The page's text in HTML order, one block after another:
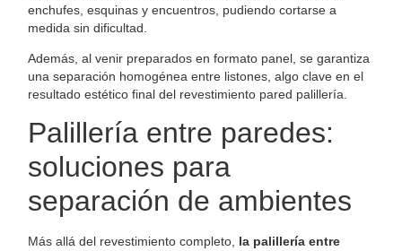
enchufes, esquinas y encuentros, pudiendo cortarse a
medida sin dificultad.
Además, al venir preparados en formato panel, se garantiza
una separación homogénea entre listones, algo clave en el
resultado estético final del revestimiento pared palillería.
Palillería entre paredes:
soluciones para
separación de ambientes
Más allá del revestimiento completo, la palillería entre